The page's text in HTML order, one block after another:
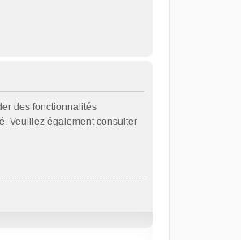
des fonctionnalités
Veuillez également consulter